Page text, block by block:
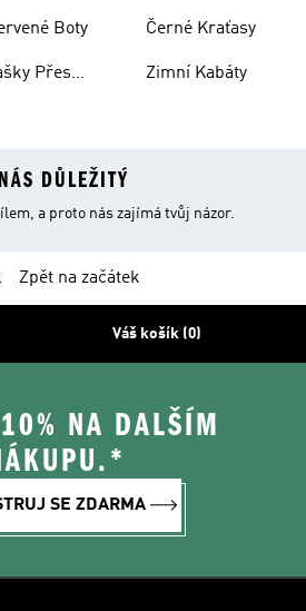
Boty
Přes
Černé Kraťasy
Zimní Kabáty
DŮLEŽITÝ
a proto nás zajímá tvůj názor.
Zpět na začátek
Váš košík (0)
NA DALŠÍM
SE ZDARMA